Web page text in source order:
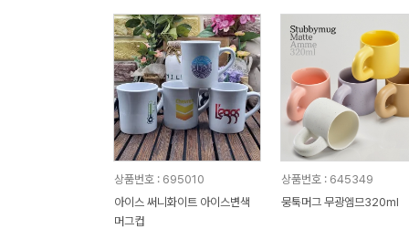
상품번호 : 695010
아이스 써니화이트 아이스변색
머그컵
상품번호 : 645349
뭉툭머그 무광엠므320ml